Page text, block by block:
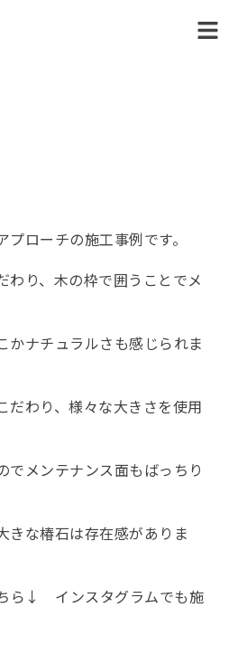
ローチの施工事例です。
わり、木の枠で囲うことでメ
かナチュラルさも感じられま
だわり、様々な大きさを使用
でメンテナンス面もばっちり
きな椿石は存在感がありま
ら↓ インスタグラムでも施